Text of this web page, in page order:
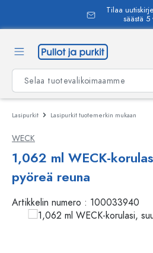
Tilaa
säästä 5
Lasipurkit Lasipurkit tuotemerkin mukaan
WECK
1,062 ml WECK-
pyöreä reuna
Artikkelin numero : 100033940